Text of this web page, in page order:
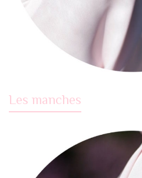
Les manches